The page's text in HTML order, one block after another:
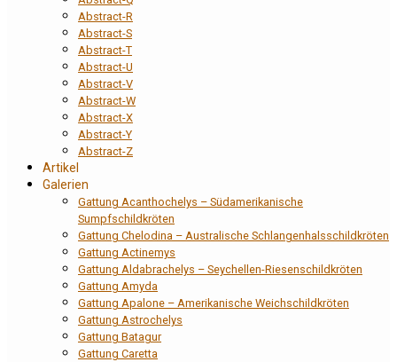
Abstract-R
Abstract-S
Abstract-T
Abstract-U
Abstract-V
Abstract-W
Abstract-X
Abstract-Y
Abstract-Z
Artikel
Galerien
Gattung Acanthochelys – Südamerikanische
Sumpfschildkröten
Gattung Chelodina – Australische Schlangenhalsschildkröten
Gattung Actinemys
Gattung Aldabrachelys – Seychellen-Riesenschildkröten
Gattung Amyda
Gattung Apalone – Amerikanische Weichschildkröten
Gattung Astrochelys
Gattung Batagur
Gattung Caretta